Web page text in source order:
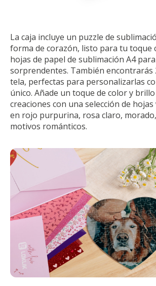
La caja incluye un puzzle de
forma de corazón, listo para tu toque
hojas de papel de sublimación A4
sorprendentes. También encontrarás
tela, perfectas para personalizarlas
único. Añade un toque de color y
creaciones con una selección de
en rojo purpurina, rosa claro,
motivos románticos.